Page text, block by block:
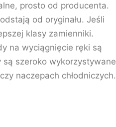
prosto od producenta.
od oryginału. Jeśli
klasy zamienniki.
na wyciągnięcie ręki są
są szeroko wykorzystywane
naczepach chłodniczych.